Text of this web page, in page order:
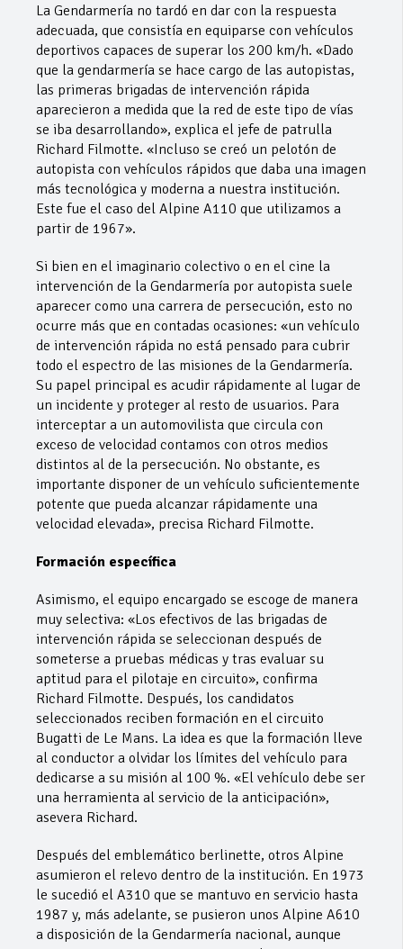
La Gendarmería no tardó en dar con la respuesta
adecuada, que consistía en equiparse con vehículos
deportivos capaces de superar los 200 km/h. «Dado
que la gendarmería se hace cargo de las autopistas,
las primeras brigadas de intervención rápida
aparecieron a medida que la red de este tipo de vías
se iba desarrollando», explica el jefe de patrulla
Richard Filmotte. «Incluso se creó un pelotón de
autopista con vehículos rápidos que daba una imagen
más tecnológica y moderna a nuestra institución.
Este fue el caso del Alpine A110 que utilizamos a
partir de 1967».
Si bien en el imaginario colectivo o en el cine la
intervención de la Gendarmería por autopista suele
aparecer como una carrera de persecución, esto no
ocurre más que en contadas ocasiones: «un vehículo
de intervención rápida no está pensado para cubrir
todo el espectro de las misiones de la Gendarmería.
Su papel principal es acudir rápidamente al lugar de
un incidente y proteger al resto de usuarios. Para
interceptar a un automovilista que circula con
exceso de velocidad contamos con otros medios
distintos al de la persecución. No obstante, es
importante disponer de un vehículo suficientemente
potente que pueda alcanzar rápidamente una
velocidad elevada», precisa Richard Filmotte.
Formación específica
Asimismo, el equipo encargado se escoge de manera
muy selectiva: «Los efectivos de las brigadas de
intervención rápida se seleccionan después de
someterse a pruebas médicas y tras evaluar su
aptitud para el pilotaje en circuito», confirma
Richard Filmotte. Después, los candidatos
seleccionados reciben formación en el circuito
Bugatti de Le Mans. La idea es que la formación lleve
al conductor a olvidar los límites del vehículo para
dedicarse a su misión al 100 %. «El vehículo debe ser
una herramienta al servicio de la anticipación»,
asevera Richard.
Después del emblemático berlinette, otros Alpine
asumieron el relevo dentro de la institución. En 1973
le sucedió el A310 que se mantuvo en servicio hasta
1987 y, más adelante, se pusieron unos Alpine A610
a disposición de la Gendarmería nacional, aunque